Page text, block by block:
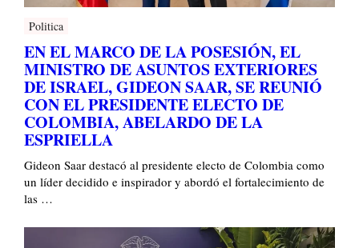
Politica
EN EL MARCO DE LA POSESIÓN, EL
MINISTRO DE ASUNTOS EXTERIORES
DE ISRAEL, GIDEON SAAR, SE REUNIÓ
CON EL PRESIDENTE ELECTO DE
COLOMBIA, ABELARDO DE LA
ESPRIELLA
Gideon Saar destacó al presidente electo de Colombia como
un líder decidido e inspirador y abordó el fortalecimiento de
las …